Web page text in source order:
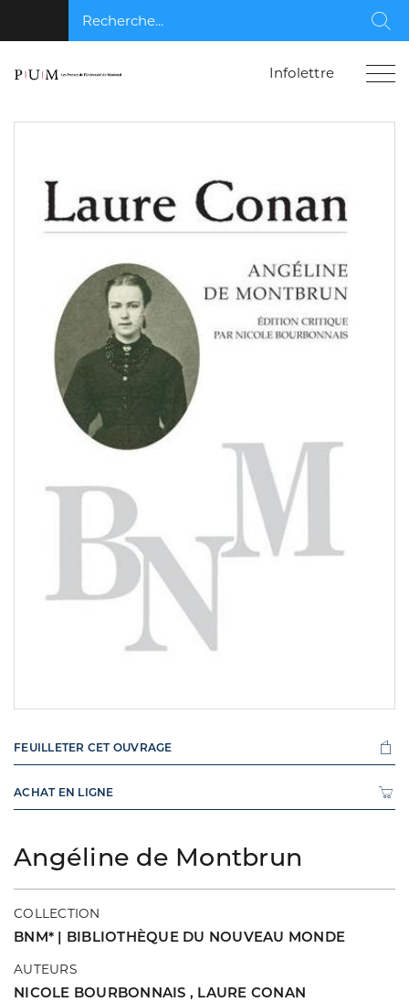
Recherche...
Infolettre
Angéline de Montbrun
COLLECTION
BNM* | BIBLIOTHÈQUE DU NOUVEAU MONDE
AUTEURS
NICOLE BOURBONNAIS , LAURE CONAN
FEUILLETER CET OUVRAGE
ACHAT EN LIGNE